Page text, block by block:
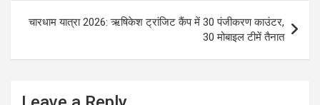
चारधाम यात्रा 2026: ऋषिकेश ट्रांजिट कैंप में 30 पंजीकरण काउंटर,
30 मोबाइल टीमें तैनात